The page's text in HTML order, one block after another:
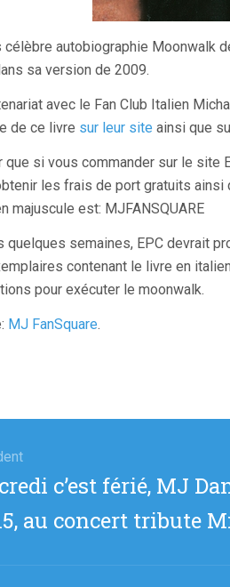
célèbre autobiographie Moonwalk
sa version de 2009.
avec le Fan Club Italien
de ce livre sur leur site ainsi que
que si vous commander sur le site
les frais de port gratuits
majuscule est: MJFANSQUARE
quelques semaines, EPC devrait
contenant le livre en
pour exécuter le moonwalk.
MJ FanSquare.
c’est férié, MJ
au concert tribute